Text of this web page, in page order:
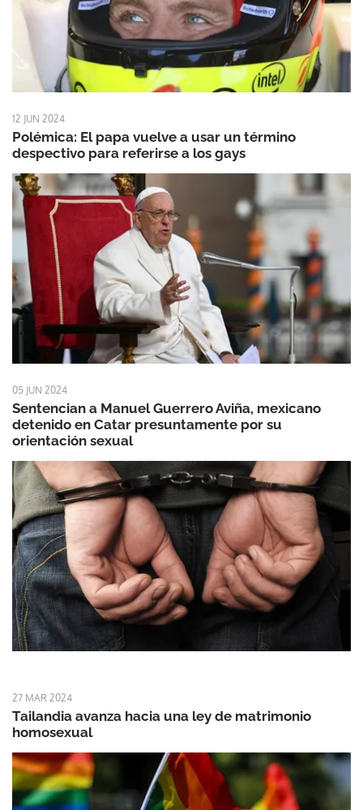
12 JUN 2024
Polémica: El papa vuelve a usar un término
despectivo para referirse a los gays
05 JUN 2024
Sentencian a Manuel Guerrero Aviña, mexicano
detenido en Catar presuntamente por su
orientación sexual
27 MAR 2024
Tailandia avanza hacia una ley de matrimonio
homosexual